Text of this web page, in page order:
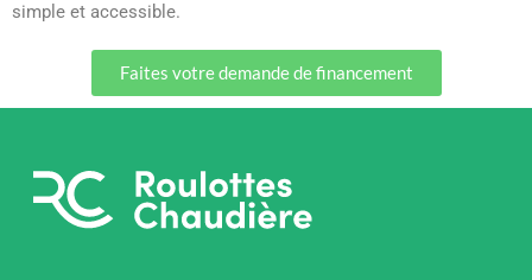
simple et accessible.
Faites votre demande de financement